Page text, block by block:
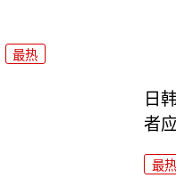
最热
日
者
最热